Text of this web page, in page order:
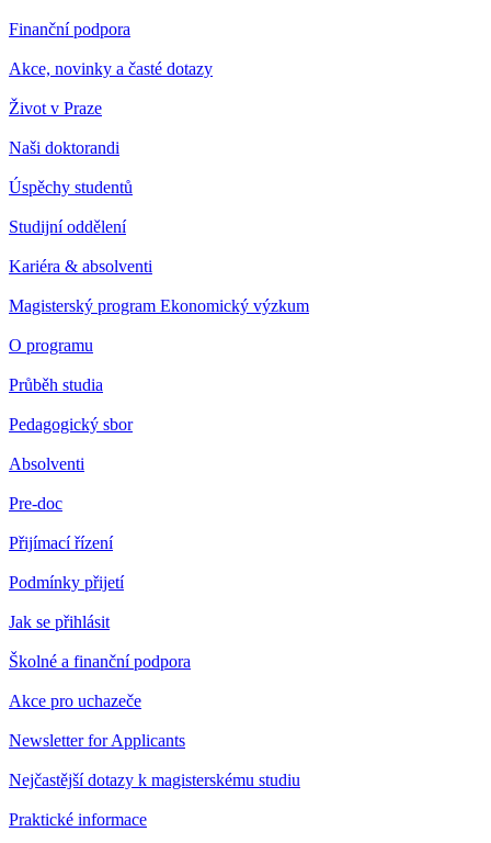
Finanční podpora
Akce, novinky a časté dotazy
Život v Praze
Naši doktorandi
Úspěchy studentů
Studijní oddělení
Kariéra & absolventi
Magisterský program Ekonomický výzkum
O programu
Průběh studia
Pedagogický sbor
Absolventi
Pre-doc
Přijímací řízení
Podmínky přijetí
Jak se přihlásit
Školné a finanční podpora
Akce pro uchazeče
Newsletter for Applicants
Nejčastější dotazy k magisterskému studiu
Praktické informace